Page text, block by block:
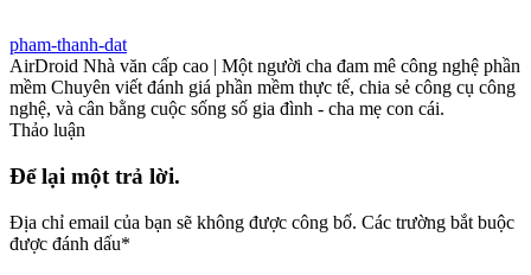
pham-thanh-dat
AirDroid Nhà văn cấp cao | Một người cha đam mê công nghệ phần
mềm Chuyên viết đánh giá phần mềm thực tế, chia sẻ công cụ công
nghệ, và cân bằng cuộc sống số gia đình - cha mẹ con cái.
Thảo luận
Để lại một trả lời.
Địa chỉ email của bạn sẽ không được công bố. Các trường bắt buộc
được đánh dấu*